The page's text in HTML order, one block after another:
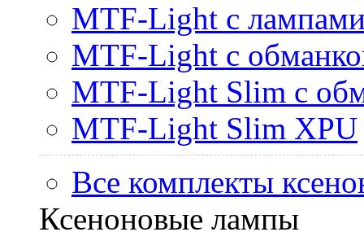
MTF-Light с
MTF-Light с
MTF-Light Slim с
MTF-Light Slim XPU
Все комплекты
Ксеноновые лампы